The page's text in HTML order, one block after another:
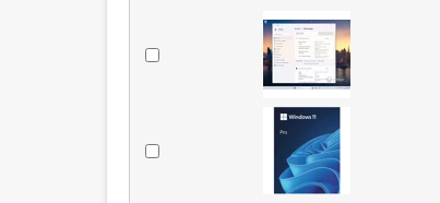
Wybierz
11
Wybierz